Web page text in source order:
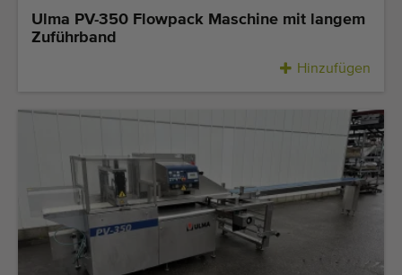
Weltweite Lieferung
Ulma PV-350 Flowpack Maschine mit langem
Zuführband
Hinzufügen